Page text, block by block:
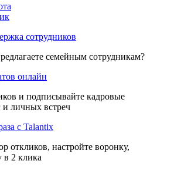
сотрудников
семейным сотрудникам?
онлайн
и подписывайте кадровые
и личных встреч
с Talantix
откликов, настройте воронку,
в 2 клика